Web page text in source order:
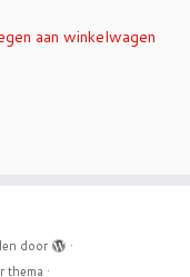
aan winkelwagen
door
·
thema ·